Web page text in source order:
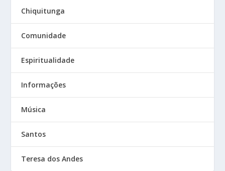
Chiquitunga
Comunidade
Espiritualidade
Informações
Música
Santos
Teresa dos Andes